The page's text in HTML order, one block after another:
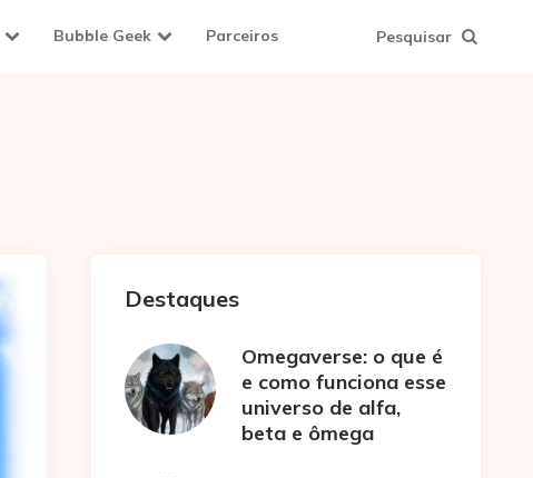
Bubble Geek Parceiros Pesquisar
Destaques
Omegaverse: o que é
e como funciona esse
universo de alfa,
beta e ômega